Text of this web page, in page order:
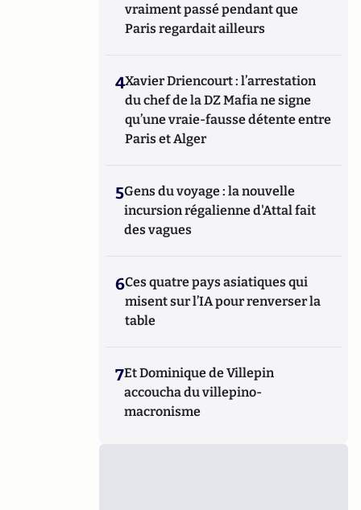
vraiment passé pendant que
Paris regardait ailleurs
4Xavier Driencourt : l’arrestation
du chef de la DZ Mafia ne signe
qu’une vraie-fausse détente entre
Paris et Alger
5Gens du voyage : la nouvelle
incursion régalienne d'Attal fait
des vagues
6Ces quatre pays asiatiques qui
misent sur l’IA pour renverser la
table
7Et Dominique de Villepin
accoucha du villepino-
macronisme